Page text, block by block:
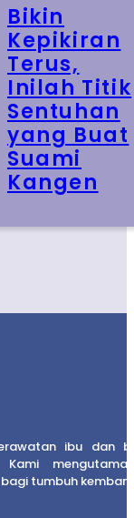
Bikin
Kepikiran
Terus,
Inilah Titik
Sentuhan
yang Buat
Suami
Kangen
ibu dan
tumbuh